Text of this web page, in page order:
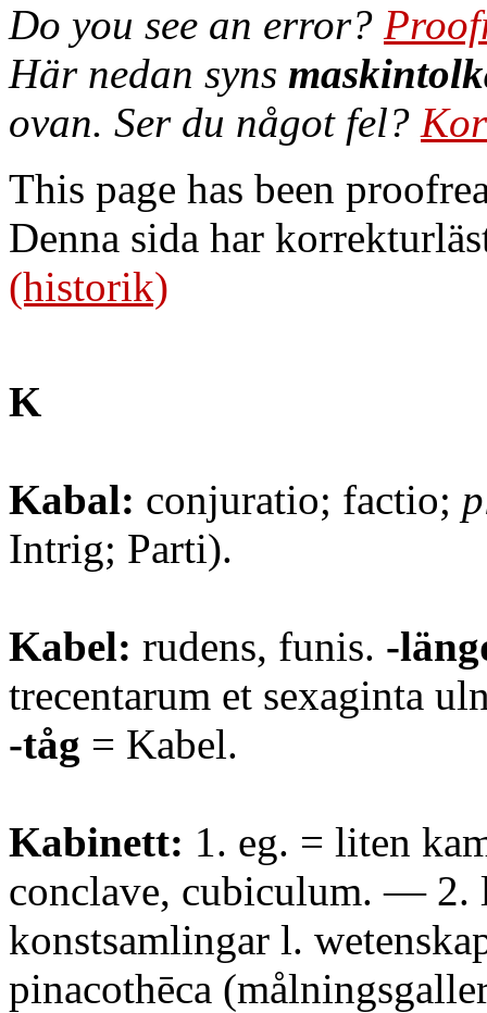
Do you see an error?
Här nedan syns
ovan. Ser du något fel?
This page has been
Denna sida har
(historik)
K
Kabal: conjuratio; factio;
Intrig; Parti).
Kabel: rudens, funis. -
trecentarum et sexaginta
-tåg = Kabel.
Kabinett: 1. eg. = liten
conclave, cubiculum. — 2.
konstsamlingar l.
pinacothēca